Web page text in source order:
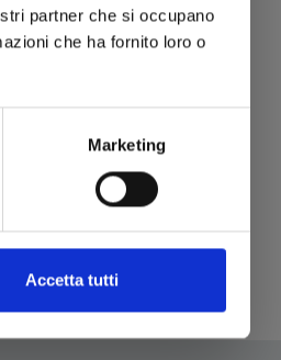
partner che si occupano
che ha fornito loro o
Marketing
Accetta tutti